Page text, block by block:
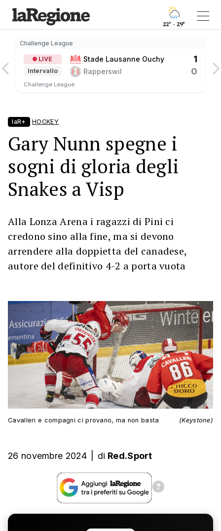
22° - 29°
Challenge League
LIVE
Intervallo
Stade Lausanne Ouchy 1
Rapperswil 0
Challenge League
laR+ HOCKEY
Gary Nunn spegne i
sogni di gloria degli
Snakes a Visp
Alla Lonza Arena i ragazzi di Pini ci
credono sino alla fine, ma si devono
arrendere alla doppietta del canadese,
autore del definitivo 4-2 a porta vuota
Cavalleri e compagni ci provano, ma non basta (Keystone)
26 novembre 2024 di Red.Sport